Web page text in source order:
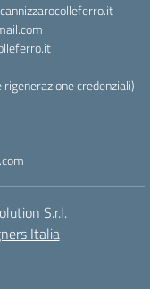
credenziali)
S.r.l.
Italia